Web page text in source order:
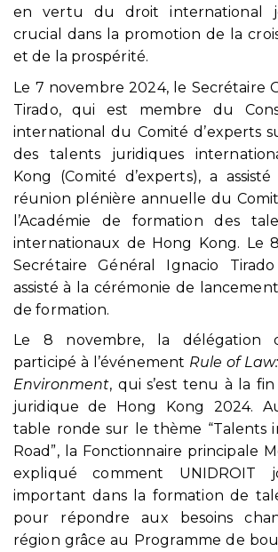
en vertu du droit international
crucial dans la promotion de la
et de la prospérité.
Le 7 novembre 2024, le Secrétaire
Tirado, qui est membre du
international du Comité d’experts
des talents juridiques
Kong (Comité d’experts), a
réunion plénière annuelle du
l’Académie de formation des
internationaux de Hong Kong. Le
Secrétaire Général Ignacio
assisté à la cérémonie de
de formation.
Le 8 novembre, la délégation
participé à l’événement Rule of
Environment, qui s’est tenu à la
juridique de Hong Kong 2024.
table ronde sur le thème “Talents
Road”, la Fonctionnaire principale
expliqué comment
important dans la formation de
pour répondre aux besoins
région grâce au Programme de